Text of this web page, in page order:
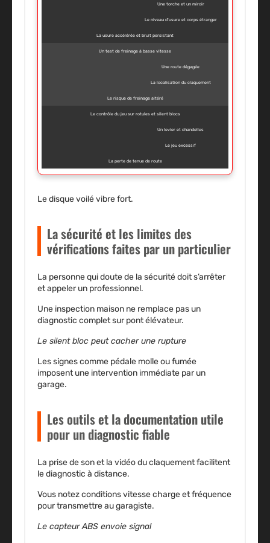
Une torche et un miroir
Le niveau d’usure et corps étranger
La usure accélérée et bruit persistant
Un test de freinage à basse vitesse
Une route dégagée
La localisation du claquement
Le risque de freinage altéré
Le contrôle du jeu sur rotules et silent blocs
Un levier et chandelles
Le jeu excessif
La perte de tenue de route
Le disque voilé vibre fort.
La sécurité et les limites des
vérifications faites par un particulier
La personne qui doute de la sécurité doit s’arrêter
et appeler un professionnel.
Une inspection maison ne remplace pas un
diagnostic complet sur pont élévateur.
Le silent bloc peut cacher une rupture
Les signes comme pédale molle ou fumée
imposent une intervention immédiate par un
garage.
Les outils et la documentation utile
pour un diagnostic fiable
La prise de son et la vidéo du claquement facilitent
le diagnostic à distance.
Vous notez conditions vitesse charge et fréquence
pour transmettre au garagiste.
Le capteur ABS envoie signal